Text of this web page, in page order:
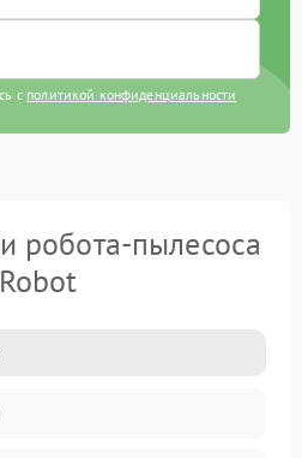
с политикой конфиденциальности
робота-пылесоса